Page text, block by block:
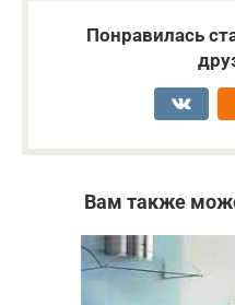
Понравилась
Вам также